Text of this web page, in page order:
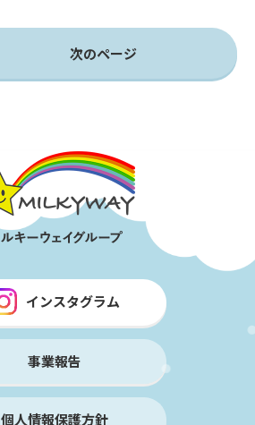
… 50
次のページ
インスタグラム
事業報告
個人情報保護方針